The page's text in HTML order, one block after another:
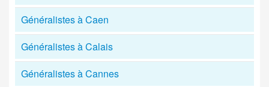
Généralistes à Caen
Généralistes à Calais
Généralistes à Cannes